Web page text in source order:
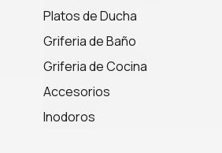
Platos de Ducha
Griferia de Baño
Griferia de Cocina
Accesorios
Inodoros